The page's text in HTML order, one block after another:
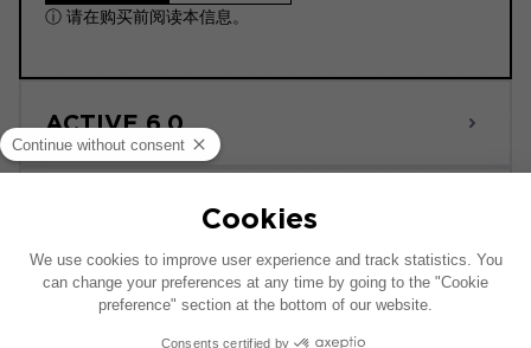
ⓘ 请在购买前阅读本信息。
ACTIVE 6.0
此安装示意图基于配有原厂音响系统的车辆绘制。如果
您的车辆配有特定的高保真选装配置，图中所示组件的